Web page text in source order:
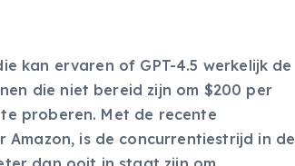
kan ervaren of GPT-4.5 werkelijk de
die niet bereid zijn om $200 per
proberen. Met de recente
is de concurrentiestrijd in de